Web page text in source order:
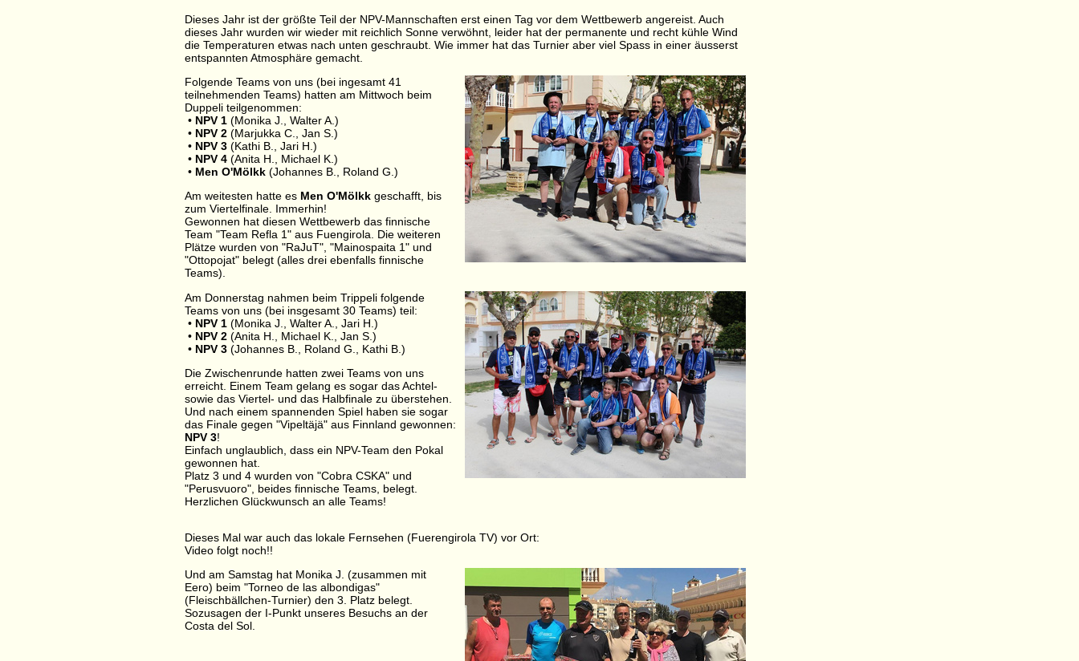
Dieses Jahr ist der größte Teil der NPV-Mannschaften erst einen Tag vor dem Wettbewerb angereist. Auch
dieses Jahr wurden wir wieder mit reichlich Sonne verwöhnt, leider hat der permanente und recht kühle Wind
die Temperaturen etwas nach unten geschraubt. Wie immer hat das Turnier aber viel Spass in einer äusserst
entspannten Atmosphäre gemacht.
Folgende Teams von uns (bei ingesamt 41
teilnehmenden Teams) hatten am Mittwoch beim
Duppeli teilgenommen:
• NPV 1 (Monika J., Walter A.)
• NPV 2 (Marjukka C., Jan S.)
• NPV 3 (Kathi B., Jari H.)
• NPV 4 (Anita H., Michael K.)
• Men O'Mölkk (Johannes B., Roland G.)
Am weitesten hatte​ es Men O'Mölkk geschafft, bis
zum Viertelfinale. Immerhin!
Gewonnen hat diesen Wettbewerb das finnische
Team "Team Refla 1" aus Fuengirola. Die weiteren
Plätze wurden von "RaJuT", "Mainospaita 1" und
"Ottopojat" belegt (alles drei ebenfalls finnische
Teams).
Am Donnerstag nahmen beim Trippeli folgende
Teams von uns (bei insgesamt 30 Teams) teil:
• NPV 1 (Monika J., Walter A., Jari H.)
• NPV 2 (Anita H., Michael K., Jan S.)
• NPV 3 (Johannes B., Roland G., Kathi B.)
Die Zwischenrunde hatten zwei Teams von uns
erreicht. Einem Team gelang es sogar das Achtel-
sowie das Viertel- und das Halbfinale zu überstehen.
Und nach einem spannenden Spiel haben sie sogar
das Finale gegen "Vipeltäjä" aus Finnland gewonnen:
NPV 3!
Einfach unglaublich, dass ein NPV-Team den Pokal
gewonnen hat.
Platz 3 und 4 wurden von "Cobra CSKA" und
"Perusvuoro", beides finnische Teams, belegt.
Herzlichen Glückwunsch an alle Teams!
Dieses Mal war auch das lokale Fernsehen (Fuerengirola TV) vor Ort:
Video folgt noch!!
Und am Samstag hat Monika J. (zusammen mit
Eero) beim "Torneo de las albondigas"
(Fleischbällchen-Turnier) den 3. Platz belegt.
Sozusagen der I-Punkt unseres Besuchs an der
Costa del Sol.